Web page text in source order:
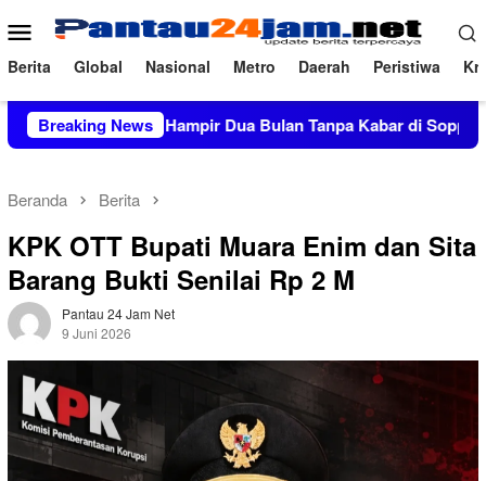
ke
konten
Menu
Mobile
Berita Global Nasional Metro Daerah Peristiwa
Breaking News
Miliar, Hampir Dua Bulan Tanpa Kabar di Soppeng
Beranda Berita
KPK OTT Bupati Muara Enim dan Sita
Barang Bukti Senilai Rp 2 M
Pantau 24 Jam Net
9 Juni 2026